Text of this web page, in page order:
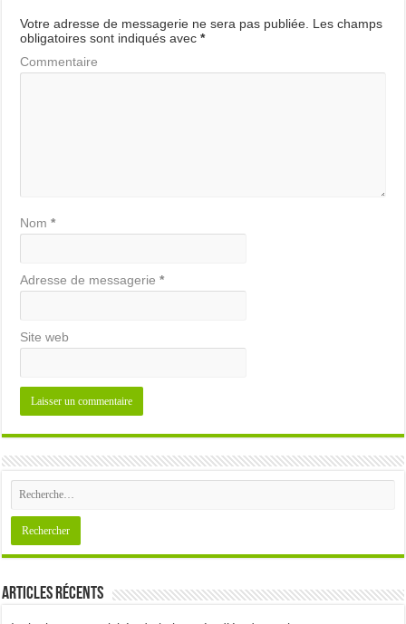
Votre adresse de messagerie ne sera pas publiée. Les champs
obligatoires sont indiqués avec*
Commentaire
Nom*
Adresse de messagerie*
Site web
Articles récents